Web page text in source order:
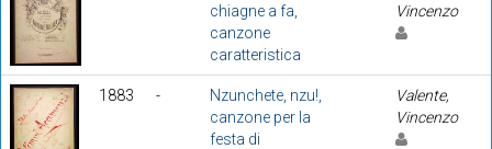
chiagne a fa,
canzone
caratteristica
Vincenzo
1883 -
Nzunchete, nzu!,
canzone per la
festa di
Valente,
Vincenzo